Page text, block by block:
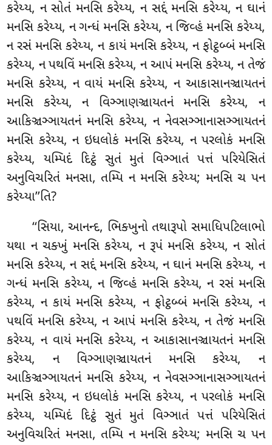
કરેય્ય, ન સોતં મનસિ કરેય્ય, ન સદ્દં મનસિ કરેય્ય, ન ઘાનં
મનસિ કરેય્ય, ન ગન્ધં મનસિ કરેય્ય, ન જિવ્હં મનસિ કરેય્ય,
ન રસં મનસિ કરેય્ય, ન કાયં મનસિ કરેય્ય, ન ફોટ્ઠબ્બં મનસિ
કરેય્ય, ન પથવિં મનસિ કરેય્ય, ન આપં મનસિ કરેય્ય, ન તેજં
મનસિ કરેય્ય, ન વાયં મનસિ કરેય્ય, ન આકાસાનઞ્ચાયતનં
મનસિ કરેય્ય, ન વિઞ્ઞાણઞ્ચાયતનં મનસિ કરેય્ય, ન
આકિઞ્ચઞ્ઞાયતનં મનસિ કરેય્ય, ન નેવસઞ્ઞાનાસઞ્ઞાયતનં
મનસિ કરેય્ય, ન ઇધલોકં મનસિ કરેય્ય, ન પરલોકં મનસિ
કરેય્ય, યમ્પિદં દિટ્ઠં સુતં મુતં વિઞ્ઞાતં પત્તં પરિયેસિતં
અનુવિચરિતં મનસા, તમ્પિ ન મનસિ કરેય્ય; મનસિ ચ પન
કરેય્યા’’તિ?
‘‘સિયા, આનન્દ, ભિક્ખુનો તથારૂપો સમાધિપટિલાભો
યથા ન ચક્ખું મનસિ કરેય્ય, ન રૂપં મનસિ કરેય્ય, ન સોતં
મનસિ કરેય્ય, ન સદ્દં મનસિ કરેય્ય, ન ઘાનં મનસિ કરેય્ય, ન
ગન્ધં મનસિ કરેય્ય, ન જિવ્હં મનસિ કરેય્ય, ન રસં મનસિ
કરેય્ય, ન કાયં મનસિ કરેય્ય, ન ફોટ્ઠબ્બં મનસિ કરેય્ય, ન
પથવિં મનસિ કરેય્ય, ન આપં મનસિ કરેય્ય, ન તેજં મનસિ
કરેય્ય, ન વાયં મનસિ કરેય્ય, ન આકાસાનઞ્ચાયતનં મનસિ
કરેય્ય, ન વિઞ્ઞાણઞ્ચાયતનં મનસિ કરેય્ય, ન
આકિઞ્ચઞ્ઞાયતનં મનસિ કરેય્ય, ન નેવસઞ્ઞાનાસઞ્ઞાયતનં
મનસિ કરેય્ય, ન ઇધલોકં મનસિ કરેય્ય, ન પરલોકં મનસિ
કરેય્ય, યમ્પિદં દિટ્ઠં સુતં મુતં વિઞ્ઞાતં પત્તં પરિયેસિતં
અનુવિચરિતં મનસા, તમ્પિ ન મનસિ કરેય્ય; મનસિ ચ પન